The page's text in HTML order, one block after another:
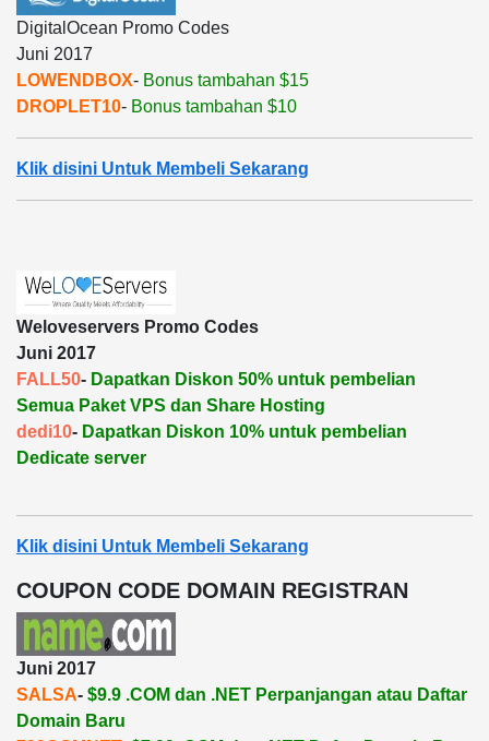
DigitalOcean Promo Codes
Juni 2017
LOWENDBOX- Bonus tambahan $15
DROPLET10- Bonus tambahan $10
Klik disini Untuk Membeli Sekarang
Weloveservers Promo Codes
Juni 2017
FALL50- Dapatkan Diskon 50% untuk pembelian
Semua Paket VPS dan Share Hosting
dedi10- Dapatkan Diskon 10% untuk pembelian
Dedicate server
Klik disini Untuk Membeli Sekarang
COUPON CODE DOMAIN REGISTRAN
Juni 2017
SALSA- $9.9 .COM dan .NET Perpanjangan atau Daftar
Domain Baru